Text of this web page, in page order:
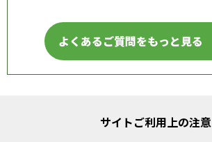
よくあるご質問をもっと見る
サイトご利用上の注意